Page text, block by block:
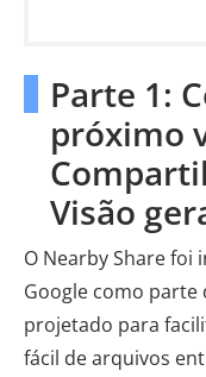
Parte 1:
próximo
Visão
O Nearby Share
Google como
projetado para
fácil de arquivos